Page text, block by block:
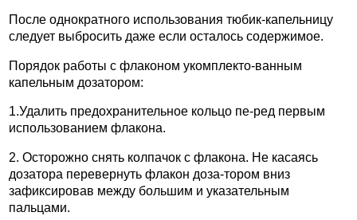
После однократного использования тюбик-капельницу
следует выбросить даже если осталось содержимое.
Порядок работы с флаконом укомплекто-ванным
капельным дозатором:
1.Удалить предохранительное кольцо пе-ред первым
использованием флакона.
2. Осторожно снять колпачок с флакона. Не касаясь
дозатора перевернуть флакон доза-тором вниз
зафиксировав между большим и указательным
пальцами.